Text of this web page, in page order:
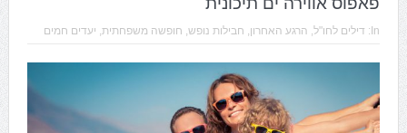
In: דילים לחו"ל, הרגע האחרון, חבילות נופש, חופשה משפחתית, יעדים חמים